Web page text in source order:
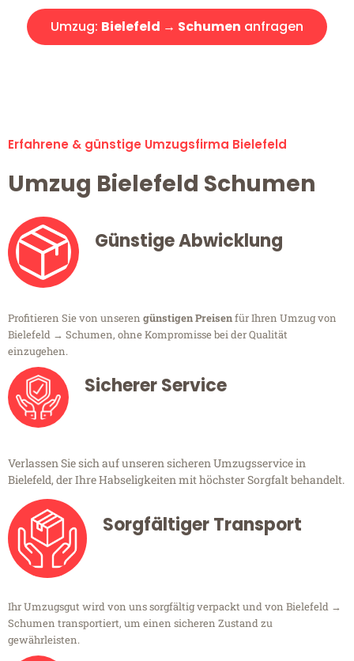
Umzug: Bielefeld → Schumen anfragen
Erfahrene & günstige Umzugsfirma Bielefeld
Umzug Bielefeld Schumen
Günstige Abwicklung
Profitieren Sie von unseren günstigen Preisenfür Ihren Umzug von
Bielefeld → Schumen, ohne Kompromisse bei der Qualität
einzugehen.
Sicherer Service
Verlassen Sie sich auf unseren sicheren Umzugsservice in
Bielefeld, der Ihre Habseligkeiten mit höchster Sorgfalt behandelt.
Sorgfältiger Transport
Ihr Umzugsgut wird von uns sorgfältig verpackt und von Bielefeld →
Schumen transportiert, um einen sicheren Zustand zu
gewährleisten.